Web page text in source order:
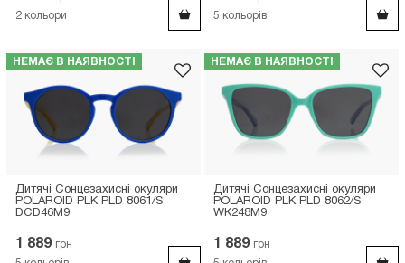
2 кольори
5 кольорів
НЕМАЄ В НАЯВНОСТІ
Дитячі Сонцезахисні окуляри
POLAROID PLK PLD 8061/S
DCD46M9
1 889 грн
НЕМАЄ В НАЯВНОСТІ
Дитячі Сонцезахисні окуляри
POLAROID PLK PLD 8062/S
WK248M9
1 889 грн